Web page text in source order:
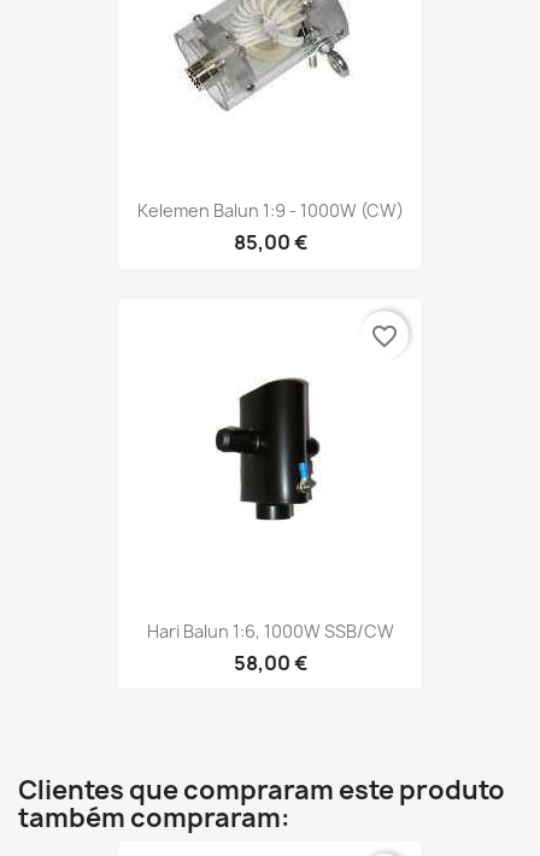
Kelemen Balun 1:9 - 1000W (CW)
85,00 €
Hari Balun 1:6, 1000W SSB/CW
58,00 €
favorite_border
Clientes que compraram este produto
também compraram: